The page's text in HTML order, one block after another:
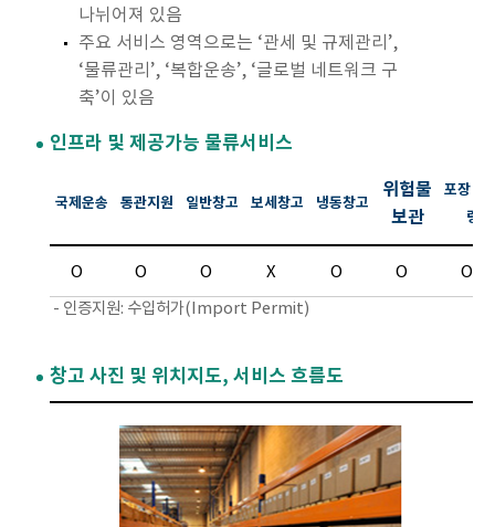
나뉘어져 있음
주요 서비스 영역으로는 ‘관세 및 규제관리’,
‘물류관리’, ‘복합운송’, ‘글로벌 네트워크 구
축’이 있음
인프라 및 제공가능 물류서비스
국제운송 통관지원 일반창고 보세창고 냉동창고
위험물
보관
포장 라
링
O O O X O O O
- 인증지원: 수입허가(Import Permit)
창고 사진 및 위치지도, 서비스 흐름도